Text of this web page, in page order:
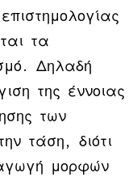
τα
Δηλαδή
της έννοιας
των
τάση, διότι
μορφών